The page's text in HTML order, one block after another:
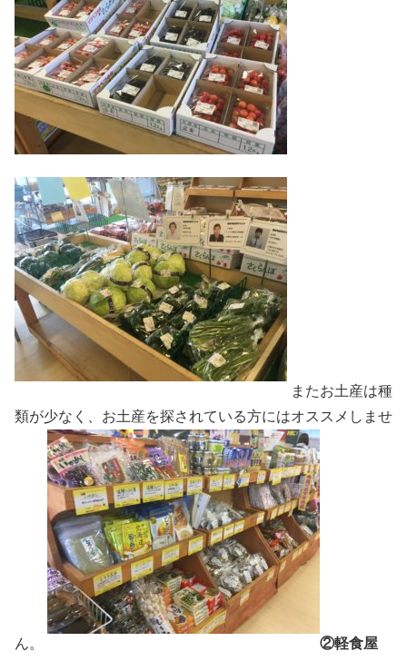
またお土産は種
類が少なく、お土産を探されている方にはオススメしませ
ん。
②軽食屋